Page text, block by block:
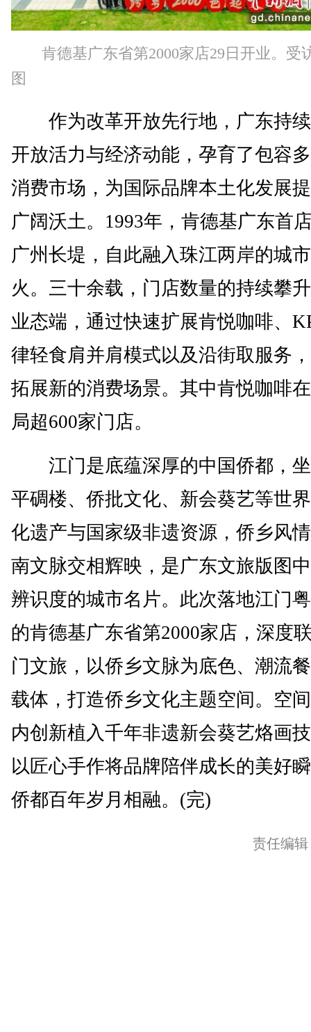
肯德基广东省第2000家店29日开业。受
图
作为改革开放先行地，广东持
开放活力与经济动能，孕育了包容
消费市场，为国际品牌本土化发展
广阔沃土。1993年，肯德基广东首
广州长堤，自此融入珠江两岸的城
火。三十余载，门店数量的持续攀
业态端，通过快速扩展肯悦咖啡、
律轻食肩并肩模式以及沿街取服务
拓展新的消费场景。其中肯悦咖啡
局超600家门店。
江门是底蕴深厚的中国侨都，
平碉楼、侨批文化、新会葵艺等世
化遗产与国家级非遗资源，侨乡风
南文脉交相辉映，是广东文旅版图
辨识度的城市名片。此次落地江门
的肯德基广东省第2000家店，深度
门文旅，以侨乡文脉为底色、潮流
载体，打造侨乡文化主题空间。空
内创新植入千年非遗新会葵艺烙画
以匠心手作将品牌陪伴成长的美好
侨都百年岁月相融。(完)
责任编